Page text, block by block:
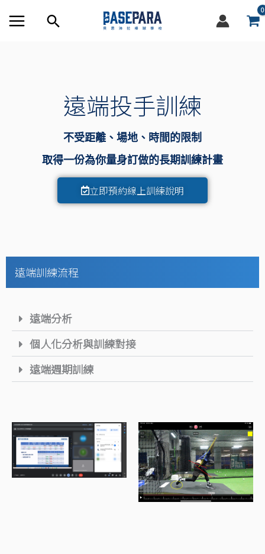
至
搜
遠端投手訓練
不受距離、場地、時間的限制
取得一份為你量身訂做的長期訓練計畫
立即預約線上訓練說明
遠端訓練流程
遠端分析
個人化分析與訓練對接
遠端週期訓練